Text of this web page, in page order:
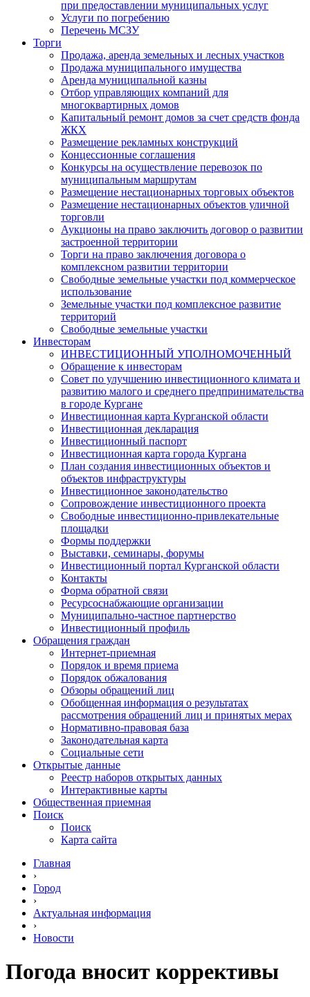
при предоставлении муниципальных услуг
Услуги по погребению
Перечень МСЗУ
Торги
Продажа, аренда земельных и лесных участков
Продажа муниципального имущества
Аренда муниципальной казны
Отбор управляющих компаний для
многоквартирных домов
Капитальный ремонт домов за счет средств фонда
ЖКХ
Размещение рекламных конструкций
Концессионные соглашения
Конкурсы на осуществление перевозок по
муниципальным маршрутам
Размещение нестационарных торговых объектов
Размещение нестационарных объектов уличной
торговли
Аукционы на право заключить договор о развитии
застроенной территории
Торги на право заключения договора о
комплексном развитии территории
Свободные земельные участки под коммерческое
использование
Земельные участки под комплексное развитие
территорий
Свободные земельные участки
Инвесторам
ИНВЕСТИЦИОННЫЙ УПОЛНОМОЧЕННЫЙ
Обращение к инвесторам
Совет по улучшению инвестиционного климата и
развитию малого и среднего предпринимательства
в городе Кургане
Инвестиционная карта Курганской области
Инвестиционная декларация
Инвестиционный паспорт
Инвестиционная карта города Кургана
План создания инвестиционных объектов и
объектов инфраструктуры
Инвестиционное законодательство
Сопровождение инвестиционного проекта
Свободные инвестиционно-привлекательные
площадки
Формы поддержки
Выставки, семинары, форумы
Инвестиционный портал Курганской области
Контакты
Форма обратной связи
Ресурсоснабжающие организации
Муниципально-частное партнерство
Инвестиционный профиль
Обращения граждан
Интернет-приемная
Порядок и время приема
Порядок обжалования
Обзоры обращений лиц
Обобщенная информация о результатах
рассмотрения обращений лиц и принятых мерах
Нормативно-правовая база
Законодательная карта
Социальные сети
Открытые данные
Реестр наборов открытых данных
Интерактивные карты
Общественная приемная
Поиск
Поиск
Карта сайта
Главная
›
Город
›
Актуальная информация
›
Новости
Погода вносит коррективы